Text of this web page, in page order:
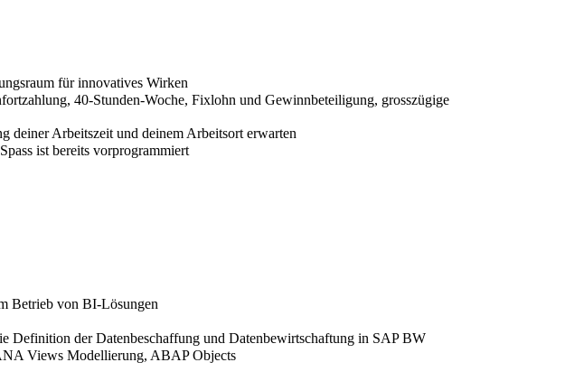
für innovatives Wirken
40-Stunden-Woche, Fixlohn und Gewinnbeteiligung, grosszügige
deiner Arbeitszeit und deinem Arbeitsort erwarten
ist bereits vorprogrammiert
Betrieb von BI-Lösungen
Definition der Datenbeschaffung und Datenbewirtschaftung in SAP BW
Views Modellierung, ABAP Objects